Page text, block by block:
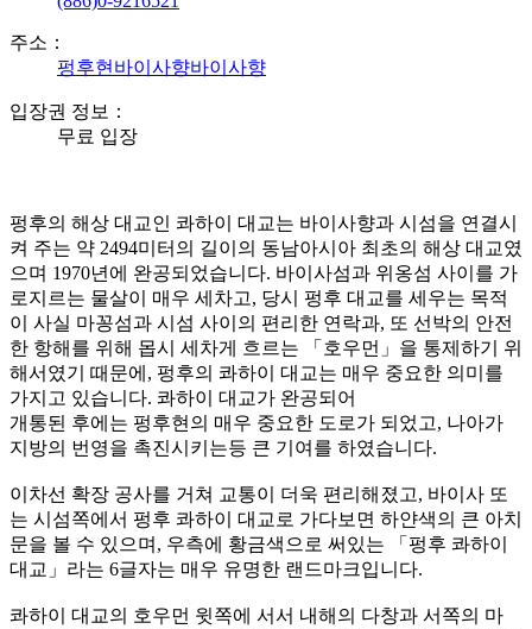
주소：
펑후현바이사향바이사향
입장권 정보：
무료 입장
펑후의 해상 대교인 콰하이 대교는 바이사향과 시섬을 연결시
켜 주는 약 2494미터의 길이의 동남아시아 최초의 해상 대교였
으며 1970년에 완공되었습니다. 바이사섬과 위옹섬 사이를 가
로지르는 물살이 매우 세차고, 당시 펑후 대교를 세우는 목적
이 사실 마꽁섬과 시섬 사이의 편리한 연락과, 또 선박의 안전
한 항해를 위해 몹시 세차게 흐르는 「호우먼」을 통제하기 위
해서였기 때문에, 펑후의 콰하이 대교는 매우 중요한 의미를
가지고 있습니다. 콰하이 대교가 완공되어
개통된 후에는 펑후현의 매우 중요한 도로가 되었고, 나아가
지방의 번영을 촉진시키는등 큰 기여를 하였습니다.
이차선 확장 공사를 거쳐 교통이 더욱 편리해졌고, 바이사 또
는 시섬쪽에서 펑후 콰하이 대교로 가다보면 하얀색의 큰 아치
문을 볼 수 있으며, 우측에 황금색으로 써있는 「펑후 콰하이
대교」라는 6글자는 매우 유명한 랜드마크입니다.
콰하이 대교의 호우먼 윗쪽에 서서 내해의 다창과 서쪽의 마